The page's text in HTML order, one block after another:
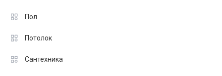
Пол
Потолок
Сантехника